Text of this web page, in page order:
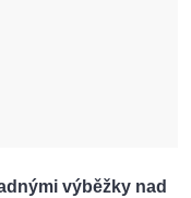
výběžky nad